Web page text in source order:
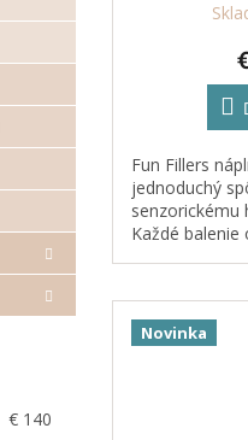
€ 140
Fun Fillers
jednoduchý
senzorickému
Každé
nádoby...
Novinka